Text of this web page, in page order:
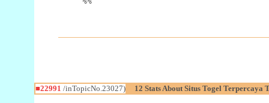
■22991 /inTopicNo.23027) 12 Stats About Situs Togel Terpercaya